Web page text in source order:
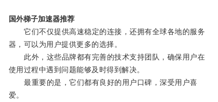
国外梯子加速器推荐
它们不仅提供高速稳定的连接，还拥有全球各地的服务
器，可以为用户提供更多的选择。
此外，这些品牌都有完善的技术支持团队，确保用户在
使用过程中遇到问题能够及时得到解决。
最重要的是，它们都有良好的用户口碑，深受用户喜
爱。